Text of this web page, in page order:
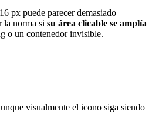
px puede parecer demasiado
la norma si su área clicable se amplía
o un contenedor invisible.
visualmente el icono siga siendo